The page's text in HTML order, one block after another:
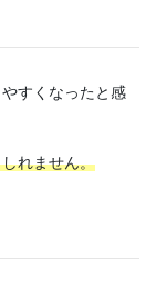
すくなったと感
れません。